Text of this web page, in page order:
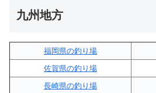
九州地方
福岡県の釣り場
佐賀県の釣り場
長崎県の釣り場